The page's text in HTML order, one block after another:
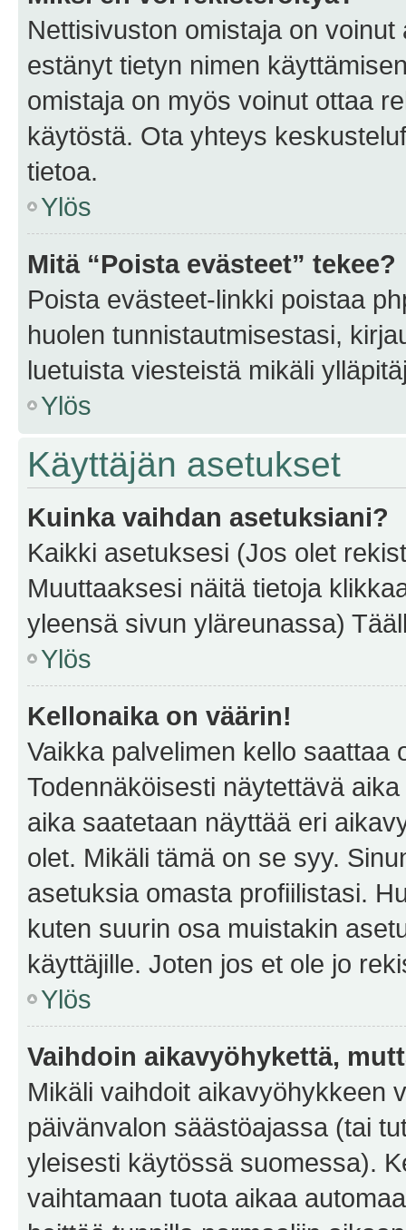
Nettisivuston omistaja on
estänyt tietyn nimen
omistaja on myös voinut ottaa
käytöstä. Ota yhteys
tietoa.
Ylös
Mitä “Poista evästeet” tekee?
Poista evästeet-linkki poistaa
huolen tunnistautmisestasi,
luetuista viesteistä mikäli
Ylös
Käyttäjän asetukset
Kuinka vaihdan asetuksiani?
Kaikki asetuksesi (Jos olet
Muuttaaksesi näitä tietoja
yleensä sivun yläreunassa)
Ylös
Kellonaika on väärin!
Vaikka palvelimen kello saattaa
Todennäköisesti näytettävä
aika saatetaan näyttää eri
olet. Mikäli tämä on se syy.
asetuksia omasta profiilistasi.
kuten suurin osa muistakin
käyttäjille. Joten jos et ole jo
Ylös
Vaihdoin aikavyöhykettä,
Mikäli vaihdoit aikavyöhykkeen
päivänvalon säästöajassa (tai
yleisesti käytössä suomessa).
vaihtamaan tuota aikaa